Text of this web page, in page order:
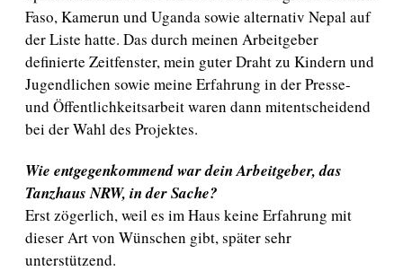
Faso, Kamerun und Uganda sowie alternativ Nepal auf
der Liste hatte. Das durch meinen Arbeitgeber
definierte Zeitfenster, mein guter Draht zu Kindern und
Jugendlichen sowie meine Erfahrung in der Presse-
und Öffentlichkeitsarbeit waren dann mitentscheidend
bei der Wahl des Projektes.
Wie entgegenkommend war dein Arbeitgeber, das
Tanzhaus NRW, in der Sache?
Erst zögerlich, weil es im Haus keine Erfahrung mit
dieser Art von Wünschen gibt, später sehr
unterstützend.